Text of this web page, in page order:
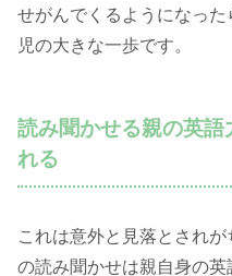
せがんでくるようになっ
児の大きな一歩です。
読み聞かせる親の英語
れる
これは意外と見落とされ
の読み聞かせは親自身の